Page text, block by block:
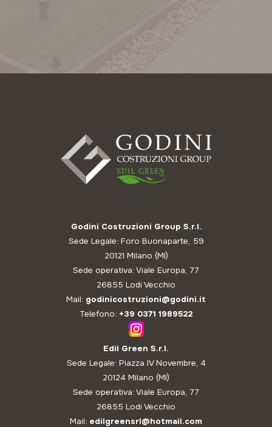
Godini Costruzioni Group S.r.l.
Sede Legale: Foro Buonaparte, 59
20121 Milano (MI)
Sede operativa: Viale Europa, 77
26855 Lodi Vecchio
Mail: godinicostruzioni@godini.it
Telefono: +39 0371 1989522
Edil Green S.r.l.
Sede Legale: Piazza IV Novembre, 4
20124 Milano (MI)
Sede operativa: Viale Europa, 77
26855 Lodi Vecchio
Mail: edilgreensrl@hotmail.com